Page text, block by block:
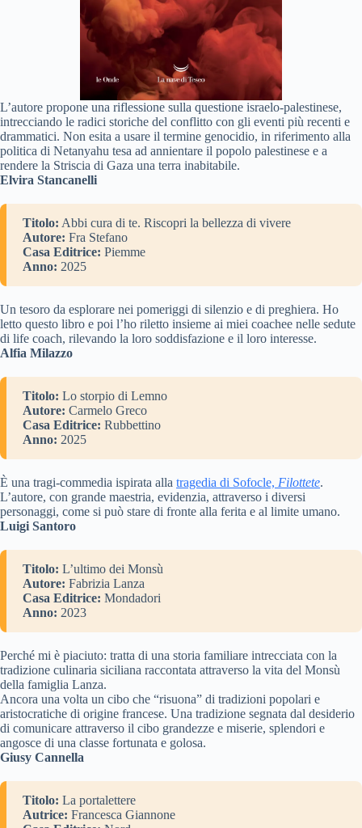
L’autore propone una riflessione sulla questione israelo-palestinese,
intrecciando le radici storiche del conflitto con gli eventi più recenti e
drammatici. Non esita a usare il termine genocidio, in riferimento alla
politica di Netanyahu tesa ad annientare il popolo palestinese e a
rendere la Striscia di Gaza una terra inabitabile.
Elvira Stancanelli
Titolo: Abbi cura di te. Riscopri la bellezza di vivere
Autore: Fra Stefano
Casa Editrice: Piemme
Anno: 2025
Un tesoro da esplorare nei pomeriggi di silenzio e di preghiera. Ho
letto questo libro e poi l’ho riletto insieme ai miei coachee nelle sedute
di life coach, rilevando la loro soddisfazione e il loro interesse.
Alfia Milazzo
Titolo: Lo storpio di Lemno
Autore: Carmelo Greco
Casa Editrice: Rubbettino
Anno: 2025
È una tragi-commedia ispirata alla tragedia di Sofocle, Filottete.
L’autore, con grande maestria, evidenzia, attraverso i diversi
personaggi, come si può stare di fronte alla ferita e al limite umano.
Luigi Santoro
Titolo: L’ultimo dei Monsù
Autore: Fabrizia Lanza
Casa Editrice: Mondadori
Anno: 2023
Perché mi è piaciuto: tratta di una storia familiare intrecciata con la
tradizione culinaria siciliana raccontata attraverso la vita del Monsù
della famiglia Lanza.
Ancora una volta un cibo che “risuona” di tradizioni popolari e
aristocratiche di origine francese. Una tradizione segnata dal desiderio
di comunicare attraverso il cibo grandezze e miserie, splendori e
angosce di una classe fortunata e golosa.
Giusy Cannella
Titolo: La portalettere
Autrice: Francesca Giannone